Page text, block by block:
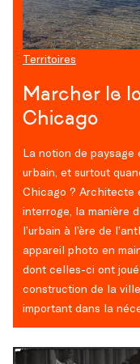
Territoires
Marcher le
Chicago
La notion de
urbain, et surtout
Chicago ? Architecte
interroge, la manière
l’urbain à l’ère de
appareil photo en
dont celles-ci ont
construction de la
important dans la